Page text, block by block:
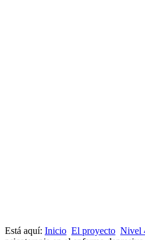
Está aquí: Inicio El proyecto Nivel